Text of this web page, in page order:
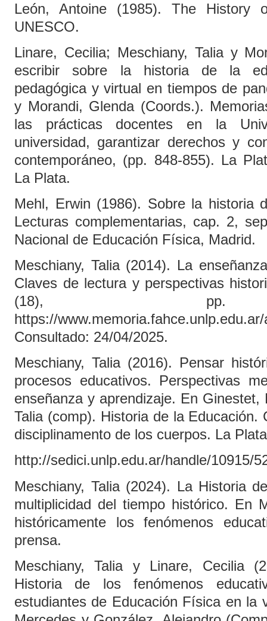
León, Antoine (1985). The History
UNESCO.
Linare, Cecilia; Meschiany, Talia y
escribir sobre la historia de la
pedagógica y virtual en tiempos de
y Morandi, Glenda (Coords.).
las prácticas docentes en la
universidad, garantizar derechos y
contemporáneo, (pp. 848-855). La
La Plata.
Mehl, Erwin (1986). Sobre la historia
Lecturas complementarias, cap. 2,
Nacional de Educación Física, Madrid.
Meschiany, Talia (2014). La
Claves de lectura y perspectivas
(18), pp.
https://
Consultado: 24/04/2025.
Meschiany, Talia (2016). Pensar
procesos educativos. Perspectivas
enseñanza y aprendizaje. En Ginestet,
Talia (comp). Historia de la Educación.
disciplinamento de los cuerpos. La
http://sedici.unlp.edu.ar/handle/10915/
Meschiany, Talia (2024). La Historia
multiplicidad del tiempo histórico. En
históricamente los fenómenos
prensa.
Meschiany, Talia y Linare, Cecilia
Historia de los fenómenos
estudiantes de Educación Física en la